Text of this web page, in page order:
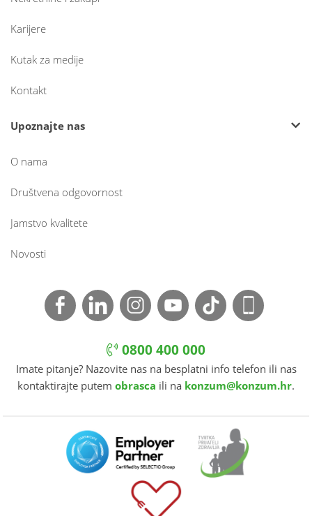
Karijere
Kutak za medije
Kontakt
Upoznajte nas
O nama
Društvena odgovornost
Jamstvo kvalitete
Novosti
0800 400 000
Imate pitanje? Nazovite nas na besplatni info telefon ili nas
kontaktirajte putem obrasca ili na konzum@konzum.hr.